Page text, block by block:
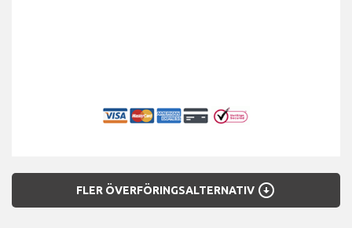
FLER ÖVERFÖRINGSALTERNATIV arrow_circle_down